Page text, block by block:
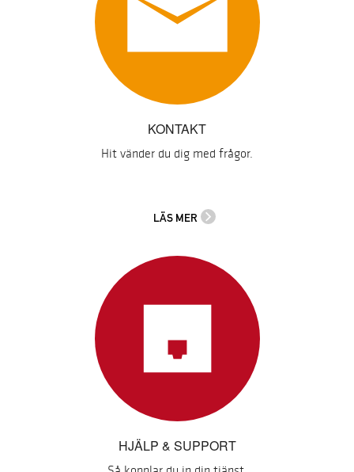
KONTAKT
Hit vänder du dig med frågor.
LÄS MER
HJÄLP & SUPPORT